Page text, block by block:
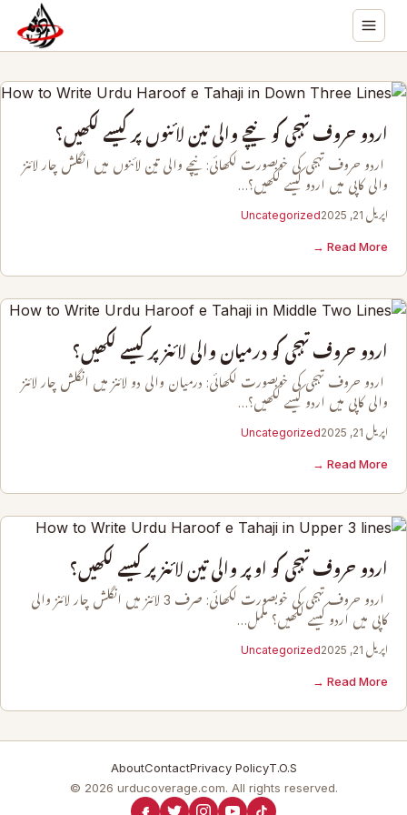
اردو حروف تہجی کو نیچے والی تین لائنوں پر کیسے لکھیں؟
اردو حروف تہجی کی خوبصورت لکھائی: نیچے والی تین لائنوں میں انگلش چار لائنز
والی کاپی میں اردو کیسے لکھیں؟…
اپریل 21, 2025 Uncategorized
Read More →
اردو حروف تہجی کو درمیان والی لائنز پر کیسے لکھیں؟
اردو حروف تہجی کی خوبصورت لکھائی: درمیان والی دو لائنز میں انگلش چار لائنز
والی کاپی میں اردو کیسے لکھیں؟…
اپریل 21, 2025 Uncategorized
Read More →
اردو حروف تہجی کو اوپر والی تین لائنز پر کیسے لکھیں؟
اردو حروف تہجی کی خوبصورت لکھائی: صرف 3 لائنز میں انگلش چار لائنز والی
کاپی میں اردو کیسے لکھیں؟ مکمل…
اپریل 21, 2025 Uncategorized
Read More →
AboutContactPrivacy PolicyT.O.S
© 2026 urducoverage.com. All rights reserved.